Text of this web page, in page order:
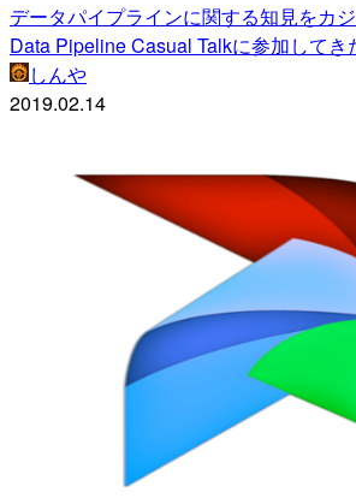
データパイプラインに関する知見をカ
Data Pipeline Casual Talkに参加してき
しんや
2019.02.14